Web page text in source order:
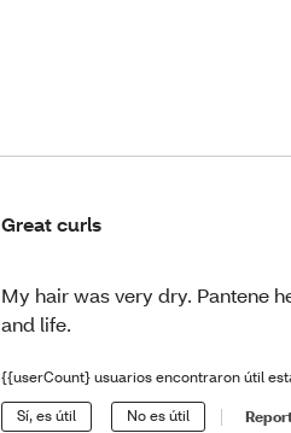
Great curls
My hair was very dry. Pantene
and life.
{{userCount} usuarios encontraron útil
Sí, es útil No es útil